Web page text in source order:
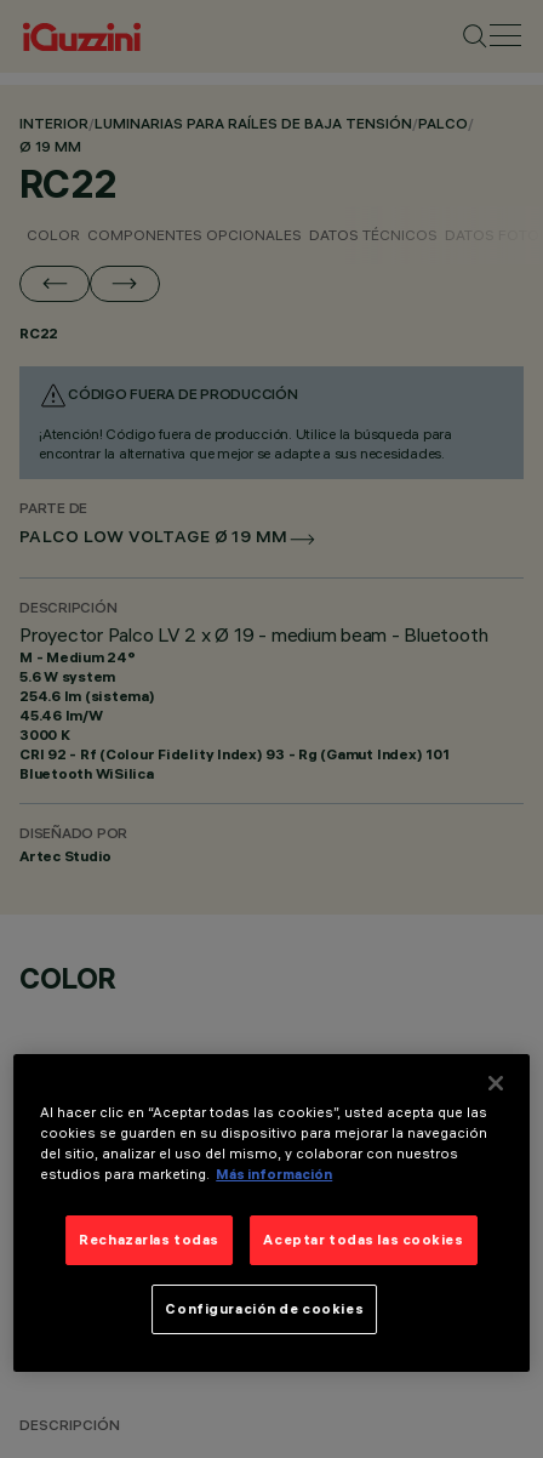
INTERIOR/LUMINARIAS PARA RAÍLES DE BAJA TENSIÓN/PALCO/
Ø 19 MM
RC22
COLOR COMPONENTES OPCIONALES DATOS TÉCNICOS DATOS
RC22
CÓDIGO FUERA DE PRODUCCIÓN
¡Atención! Código fuera de producción. Utilice la búsqueda para
encontrar la alternativa que mejor se adapte a sus necesidades.
PARTE DE
PALCO LOW VOLTAGE Ø 19 MM
DESCRIPCIÓN
Proyector Palco LV 2 x Ø 19 - medium beam - Bluetooth
M - Medium 24°
5.6 W system
254.6 lm (sistema)
45.46 lm/W
3000 K
CRI 92 - Rf (Colour Fidelity Index) 93 - Rg (Gamut Index) 101
Bluetooth WiSilica
DISEÑADO POR
Artec Studio
COLOR
COMPONENTES OPCIONALES
DATOS TÉCNICOS
DESCRIPCIÓN
Al hacer clic en “Aceptar todas las cookies”, usted acepta que las
cookies se guarden en su dispositivo para mejorar la navegación
del sitio, analizar el uso del mismo, y colaborar con nuestros
estudios para marketing. Más información
Rechazarlas todas Aceptar todas las cookies
Configuración de cookies